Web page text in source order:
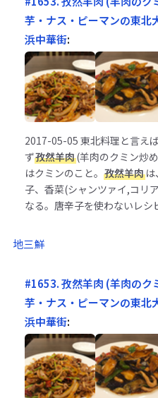
芋・ナス・ピーマンの東北
浜中華街:
2017-05-05 東北料理と言え
ず孜然羊肉(羊肉のクミン炒
はクミンのこと。 孜然羊肉は
子、香菜(シャンツァイ,コリ
なる。唐辛子を使わないレシ
地三鮮
#1653. 孜然羊肉 (羊肉のク
芋・ナス・ピーマンの東北
浜中華街: